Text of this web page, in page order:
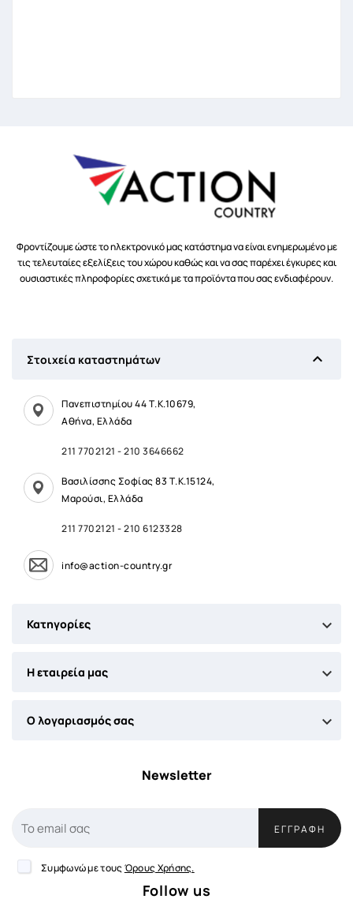
Φροντίζουμε ώστε το ηλεκτρονικό μας κατάστημα να είναι ενημερωμένο με
τις τελευταίες εξελίξεις του χώρου καθώς και να σας παρέχει έγκυρες και
ουσιαστικές πληροφορίες σχετικά με τα προϊόντα που σας ενδιαφέρουν.
Στοιχεία καταστημάτων 
Πανεπιστημίου 44 Τ.Κ.10679,
Αθήνα, Ελλάδα
211 7702121 -210 3646662
Βασιλίσσης Σοφίας 83 Τ.Κ.15124,
Μαρούσι, Ελλάδα
211 7702121 -210 6123328
info@action-country.gr
Κατηγορίες 
Η εταιρεία μας 
Ο λογαριασμός σας 
Newsletter
ΕΓΓΡΑΦΉ
Συμφωνώ με τους Όρους Χρήσης.
Follow us